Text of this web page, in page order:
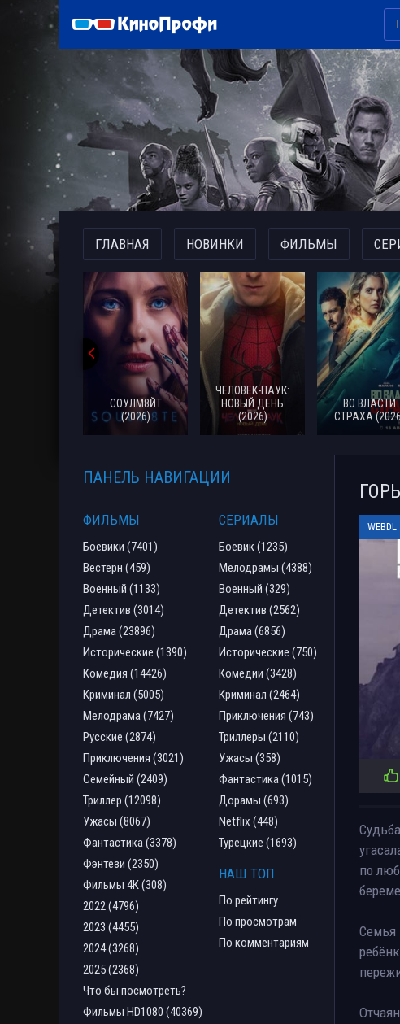
ГЛАВНАЯ НОВИНКИ ФИЛЬМЫ
СОУЛМ8ЙТ
(2026)
ЧЕЛОВЕК-ПАУК:
НОВЫЙ ДЕНЬ
(2026)
ВО ВЛАСТИ
СТРАХА
WEBDL
по
Семья
ПАНЕЛЬ НАВИГАЦИИ
ФИЛЬМЫ
Боевики (7401)
Вестерн (459)
Военный (1133)
Детектив (3014)
Драма (23896)
Исторические (1390)
Комедия (14426)
Криминал (5005)
Мелодрама (7427)
Русские (2874)
Приключения (3021)
Семейный (2409)
Триллер (12098)
Ужасы (8067)
Фантастика (3378)
Фэнтези (2350)
Фильмы 4К (308)
2022 (4796)
2023 (4455)
2024 (3268)
2025 (2368)
Что бы посмотреть?
Фильмы HD1080 (40369)
СЕРИАЛЫ
Боевик (1235)
Мелодрамы (4388)
Военный (329)
Детектив (2562)
Драма (6856)
Исторические (750)
Комедии (3428)
Криминал (2464)
Приключения (743)
Триллеры (2110)
Ужасы (358)
Фантастика (1015)
Дорамы (693)
Netflix (448)
Турецкие (1693)
НАШ ТОП
По рейтингу
По просмотрам
По комментариям